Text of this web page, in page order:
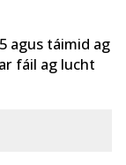
agus táimid ag
fáil ag lucht